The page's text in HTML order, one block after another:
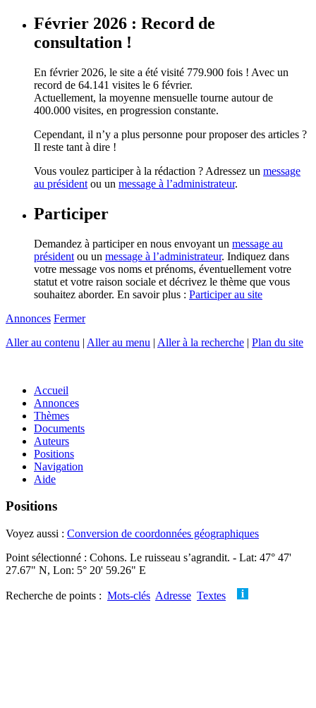
Février 2026 : Record de
consultation !
En février 2026, le site a été visité 779.900 fois ! Avec un
record de 64.141 visites le 6 février.
Actuellement, la moyenne mensuelle tourne autour de
400.000 visites, en progression constante.
Cependant, il n’y a plus personne pour proposer des articles ?
Il reste tant à dire !
Vous voulez participer à la rédaction ? Adressez un message
au président ou un message à l’administrateur.
Participer
Demandez à participer en nous envoyant un message au
président ou un message à l’administrateur. Indiquez dans
votre message vos noms et prénoms, éventuellement votre
statut et votre raison sociale et décrivez le thème que vous
souhaitez aborder. En savoir plus : Participer au site
Annonces Fermer
Aller au contenu | Aller au menu | Aller à la recherche | Plan du site
Accueil
Annonces
Thèmes
Documents
Auteurs
Positions
Navigation
Aide
Positions
Voyez aussi : Conversion de coordonnées géographiques
Point sélectionné : Cohons. Le ruisseau s’agrandit. - Lat: 47° 47'
27.67" N, Lon: 5° 20' 59.26" E
Recherche de points : Mots-clés Adresse Textes